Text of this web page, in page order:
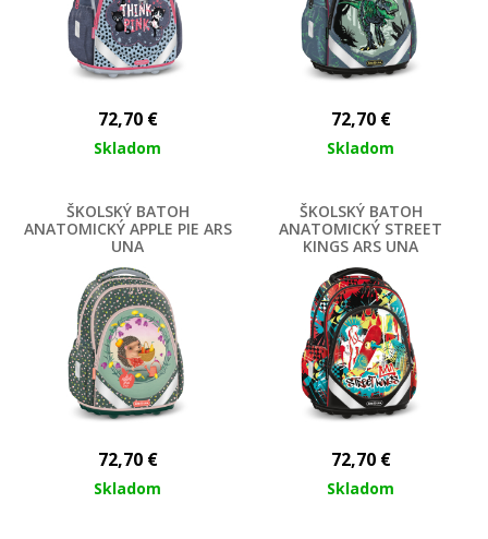
72,70 €
Skladom
72,70 €
Skladom
ŠKOLSKÝ BATOH
ANATOMICKÝ APPLE PIE ARS
UNA
72,70 €
Skladom
ŠKOLSKÝ BATOH
ANATOMICKÝ STREET
KINGS ARS UNA
72,70 €
Skladom